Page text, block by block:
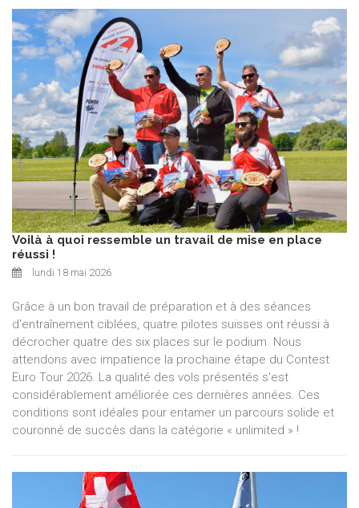
Voilà à quoi ressemble un travail de mise en place
réussi !
lundi 18 mai 2026
Grâce à un bon travail de préparation et à des séances
d'entraînement ciblées, quatre pilotes suisses ont réussi à
décrocher quatre des six places sur le podium. Nous
attendons avec impatience la prochaine étape du Contest
Euro Tour 2026. La qualité des vols présentés s'est
considérablement améliorée ces dernières années. Ces
conditions sont idéales pour entamer un parcours solide et
couronné de succès dans la catégorie « unlimited » !